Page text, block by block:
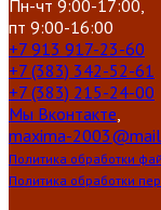
Пн-чт 9:00-17:00,
пт 9:00-16:00
+7 913 917-23-60
+7 (383) 342-52-61
+7 (383) 215-24-00
Мы Вконтакте,
maxima-
Политика обработки
Политика обработки